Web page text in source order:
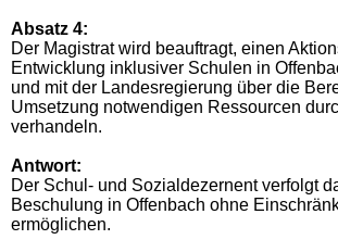
Absatz 4:
Der Magistrat wird beauftragt, einen
Entwicklung inklusiver Schulen in
und mit der Landesregierung über die
Umsetzung notwendigen Ressourcen
verhandeln.
Antwort:
Der Schul- und Sozialdezernent verfolgt
Beschulung in Offenbach ohne
ermöglichen.